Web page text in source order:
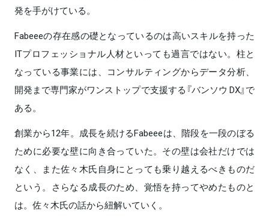
発を手がけている。
Fabeeeの存在感の礎となっているのは高いスキルを持った
ITプロフェッショナル人材といっても過言ではない。柱と
なっている事業には、コンサルティングからデータ分析、
開発まで専門家がワンストップで支援する『バンソウ DX』で
ある。
創業から12年。成長を続けるFabeeeは、階段を一段のぼる
ために必要な壁に向き合っていた。その壁は会社だけでは
なく、また佐々木氏自身にとっても乗り越えるべきものだ
という。さらなる成長のため、覚悟を持ってやめたものと
は。佐々木氏の話から紐解いていく。